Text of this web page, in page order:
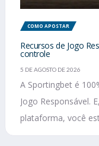
COMO APOSTAR
Recursos de Jogo
controle
5 DE AGOSTO DE 2026
A Sportingbet é
Jogo Responsável.
plataforma, você